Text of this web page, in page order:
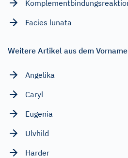
Facies lunata
Weitere Artikel aus dem
Angelika
Caryl
Eugenia
Ulvhild
Harder